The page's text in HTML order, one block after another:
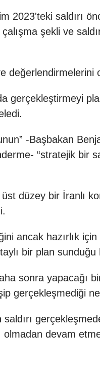
2023'teki saldırı
şekli ve
değerlendirmelerini
gerçekleştirmeyi
-Başbakan
“stratejik bir
düzey bir İranlı
ancak hazırlık
bir plan sunduğu
sonra yapacağı
gerçekleşmediği
olmadan devam